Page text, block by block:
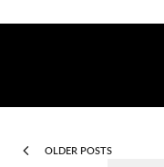
OLDER POSTS